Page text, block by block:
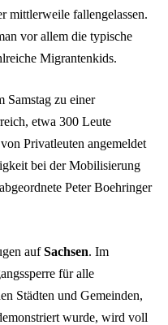
mittlerweile fallengelassen.
vor allem die typische
Migrantenkids.
Samstag zu einer
etwa 300 Leute
Privatleuten angemeldet
bei der Mobilisierung
Peter Boehringer
aufSachsen. Im
für alle
Städten und Gemeinden,
wurde, wird voll